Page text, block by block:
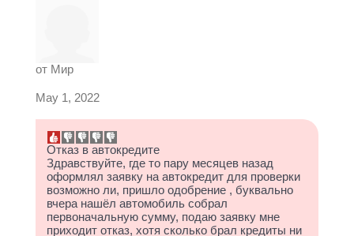
от Мир
May 1, 2022
Отказ в автокредите
Здравствуйте, где то пару месяцев назад
оформлял заявку на автокредит для проверки
возможно ли, пришло одобрение , буквально
вчера нашёл автомобиль собрал
первоначальную сумму, подаю заявку мне
приходит отказ, хотя сколько брал кредиты ни